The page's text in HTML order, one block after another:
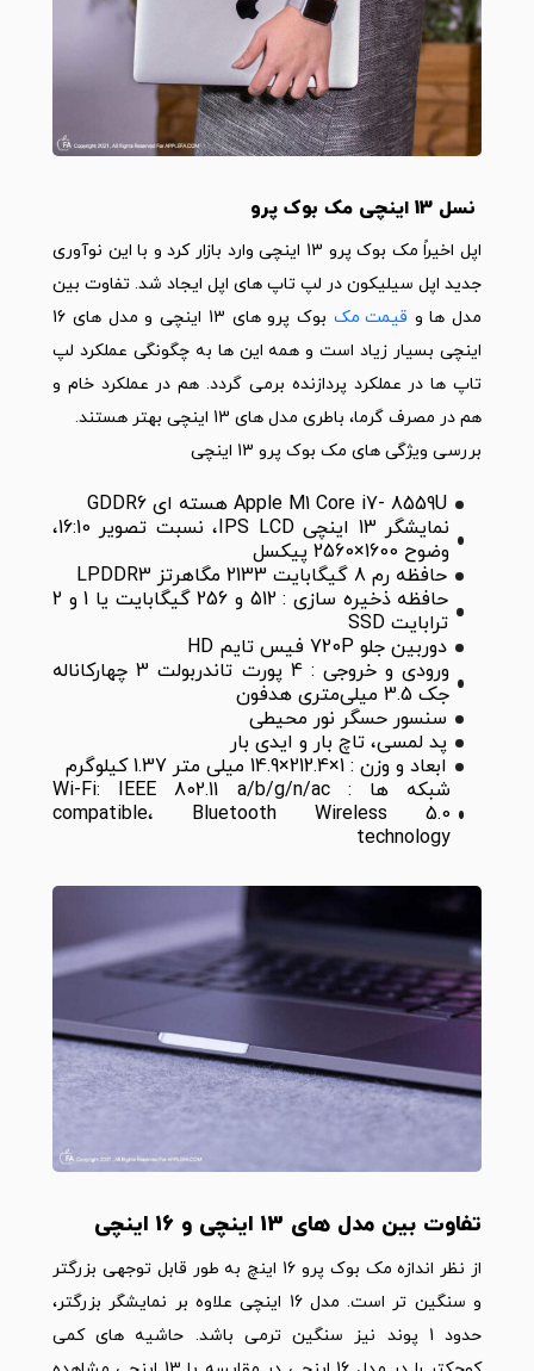
نسل 13 اینچی مک بوک پرو
اپل اخیراً مک بوک پرو 13 اینچی وارد بازار کرد و با این نوآوری
جدید اپل سیلیکون در لپ تاپ های اپل ایجاد شد. تفاوت بین
مدل ها و قیمت مک
بوک پرو های 13 اینچی و مدل های 16
اینچی بسیار زیاد است و همه این ها به چگونگی عملکرد لپ
تاپ ها در عملکرد پردازنده برمی گردد. هم در عملکرد خام و
هم در مصرف گرما، باطری مدل های 13 اینچی بهتر هستند.
بررسی ویژگی های مک بوک پرو 13 اینچی
Apple M1 Core i7- 8559U هسته ای GDDR6
نمایشگر 13 اینچی IPS LCD، نسبت تصویر 16:10،
وضوح 1600×2560 پیکسل
حافظه رم 8 گیگابایت 2133 مگاهرتز LPDDR3
حافظه ذخیره سازی : 512 و 256 گیگابایت یا 1 و 2
ترابایت SSD
دوربین جلو 720P فیس تایم HD
ورودی و خروجی : 4 پورت تاندربولت 3 چهارکاناله
جک 3.5 میلی‌متری هدفون
سنسور حسگر نور محیطی
پد لمسی، تاچ بار و ایدی بار
ابعاد و وزن : 1×212.4×14.9 میلی متر 1.37 کیلوگرم
شبکه ها : Wi-Fi: IEEE 802.11 a/b/g/n/ac
compatible، Bluetooth Wireless 5.0
technology
تفاوت بین مدل های 13 اینچی و 16 اینچی
از نظر اندازه مک بوک پرو 16 اینچ به طور قابل توجهی بزرگتر
و سنگین تر است. مدل 16 اینچی علاوه بر نمایشگر بزرگتر،
حدود 1 پوند نیز سنگین ترمی باشد. حاشیه های کمی